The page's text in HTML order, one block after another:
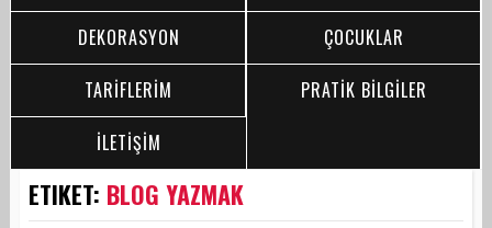
DEKORASYON
ÇOCUKLAR
TARİFLERİM
PRATİK BİLGİLER
İLETİŞİM
ETIKET: BLOG YAZMAK